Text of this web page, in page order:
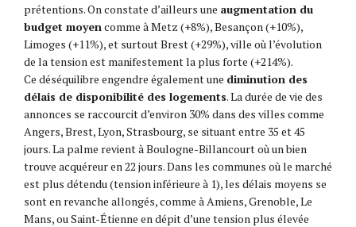
prétentions. On constate d’ailleurs une augmentation du
budget moyen comme à Metz (+8%), Besançon (+10%),
Limoges (+11%), et surtout Brest (+29%), ville où l’évolution
de la tension est manifestement la plus forte (+214%).
Ce déséquilibre engendre également une diminution des
délais de disponibilité des logements. La durée de vie des
annonces se raccourcit d’environ 30% dans des villes comme
Angers, Brest, Lyon, Strasbourg, se situant entre 35 et 45
jours. La palme revient à Boulogne-Billancourt où un bien
trouve acquéreur en 22 jours. Dans les communes où le marché
est plus détendu (tension inférieure à 1), les délais moyens se
sont en revanche allongés, comme à Amiens, Grenoble, Le
Mans, ou Saint-Étienne en dépit d’une tension plus élevée